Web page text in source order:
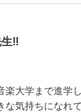
‼️
楽大学まで進学
な気持ちになれ